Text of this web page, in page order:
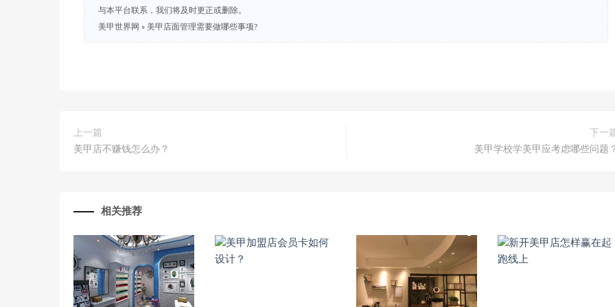
与本平台联系，我们将及时更正或删除。
美甲世界网 » 美甲店面管理需要做哪些事项?
上一篇
美甲店不赚钱怎么办？
下一
美甲学校学美甲应考虑哪些问题
相关推荐